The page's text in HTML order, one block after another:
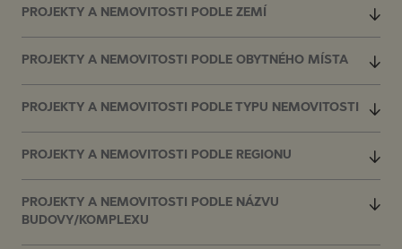
PROJEKTY A NEMOVITOSTI PODLE ZEMÍ
PROJEKTY A NEMOVITOSTI PODLE OBYTNÉHO MÍSTA
PROJEKTY A NEMOVITOSTI PODLE TYPU NEMOVITOSTI
PROJEKTY A NEMOVITOSTI PODLE REGIONU
PROJEKTY A NEMOVITOSTI PODLE NÁZVU
BUDOVY/KOMPLEXU